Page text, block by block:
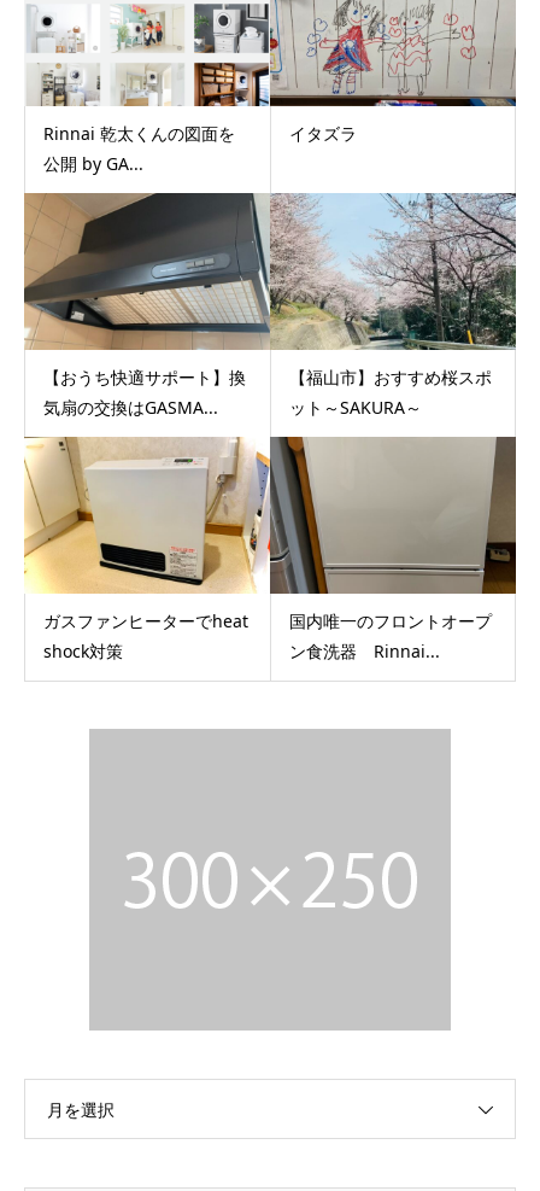
Rinnai 乾太くんの図面を
公開 by GA...
イタズラ
【おうち快適サポート】換
気扇の交換はGASMA...
【福山市】おすすめ桜スポ
ット～SAKURA～
ガスファンヒーターでheat
shock対策
国内唯一のフロントオープ
ン食洗器 Rinnai...
月を選択